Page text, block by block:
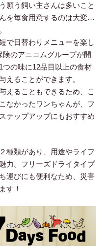
う飼い主さんは多いこと
を毎食用意するのは大変…
で日替わりメニューを楽し
険のアニコムグループが開
の味に12品目以上の食材
えることができます。
えることもできるため、こ
なかったワンちゃんが、フ
テップアップにもおすすめ
種類があり、用途やライフ
力。フリーズドライタイプ
運びにも便利なため、災害
す！